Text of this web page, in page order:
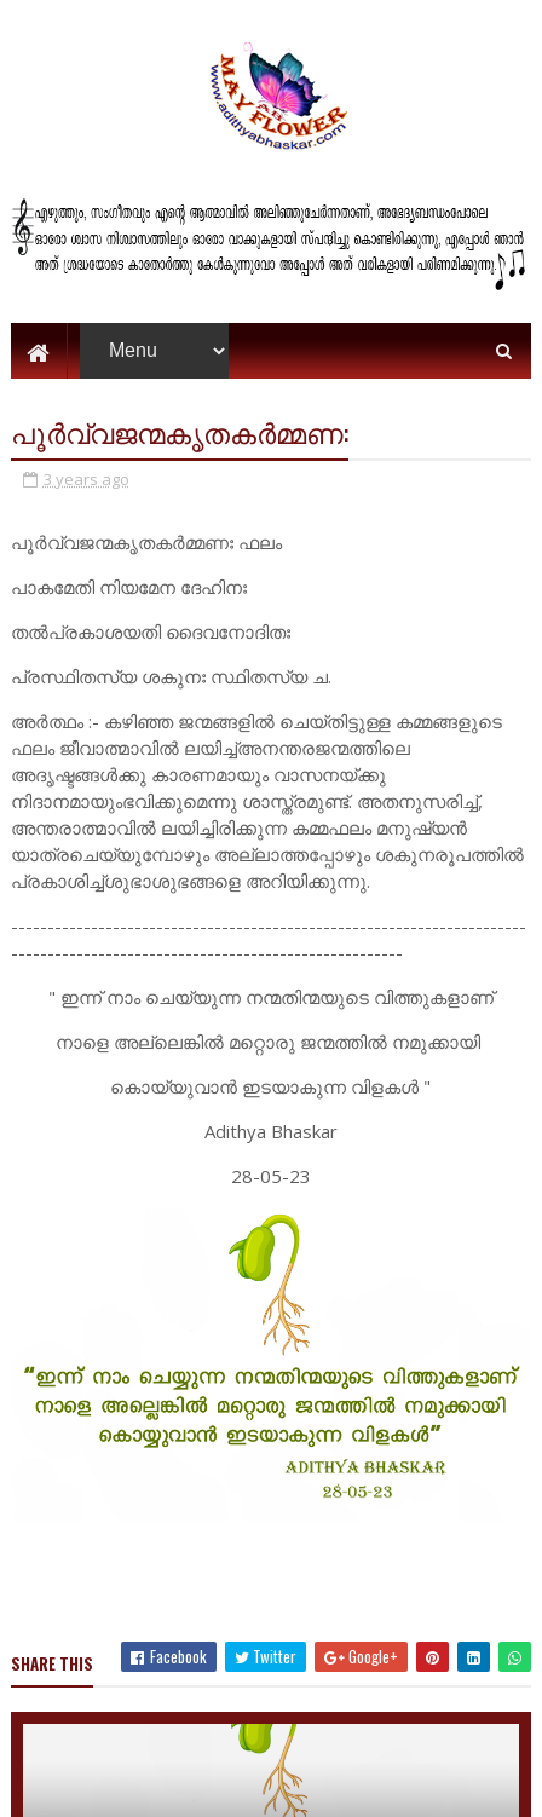
പൂർവ്വജന്മകൃതകർമ്മണ:
3 years ago
പൂർവ്വജന്മകൃതകർമ്മണഃ ഫലം
പാകമേതി നിയമേന ദേഹിനഃ
തൽപ്രകാശയതി ദൈവനോദിതഃ
പ്രസ്ഥിതസ്യ ശകുനഃ സ്ഥിതസ്യ ച.
അർത്ഥം :- കഴിഞ്ഞ ജന്മങ്ങളിൽ ചെയ്തിട്ടുള്ള കമ്മങ്ങളുടെ
ഫലം ജീവാത്മാവിൽ ലയിച്ച്അനന്തരജന്മത്തിലെ
അദൃഷ്ടങ്ങൾക്കു കാരണമായും വാസനയ്ക്കു
നിദാനമായുംഭവിക്കുമെന്നു ശാസ്ത്രമുണ്ട്. അതനുസരിച്ച്,
അന്തരാത്മാവിൽ ലയിച്ചിരിക്കുന്ന കമ്മഫലം മനുഷ്യൻ
യാത്രചെയ്യുമ്പോഴും അല്ലാത്തപ്പോഴും ശകുനരൂപത്തിൽ
പ്രകാശിച്ച്ശുഭാശുഭങ്ങളെ അറിയിക്കുന്നു.
-----------------------------------------------------------------------
------------------------------------------------------
" ഇന്ന് നാം ചെയ്യുന്ന നന്മതിന്മയുടെ വിത്തുകളാണ്
നാളെ അല്ലെങ്കിൽ മറ്റൊരു ജന്മത്തിൽ നമുക്കായി
കൊയ്യുവാൻ ഇടയാകുന്ന വിളകൾ "
Adithya Bhaskar
28-05-23
SHARE THIS Facebook Twitter Google+